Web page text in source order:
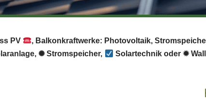
PV , Balkonkraftwerke: Photovoltaik,
✺ Stromspeicher, Solartechnik oder ✹